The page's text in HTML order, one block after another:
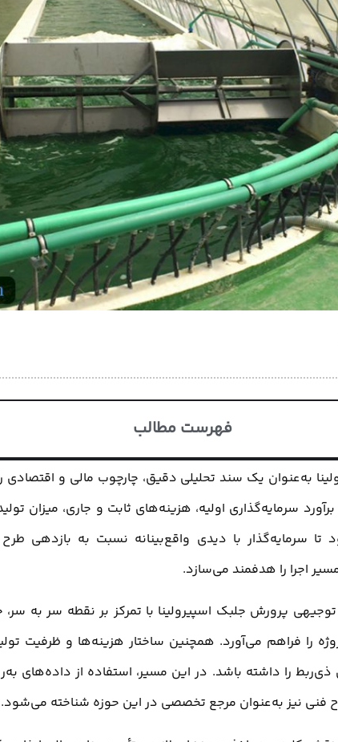
فهرست مطالب
به‌عنوان یک سند تحلیلی دقیق، چارچوب مالی و اقتصادی
سرمایه‌گذاری اولیه، هزینه‌های ثابت و جاری، میزان
سرمایه‌گذار با دیدی واقع‌بینانه نسبت به بازدهی
اجرا را هدفمند می‌سازد.
پرورش جلبک اسپیرولینا با تمرکز بر نقطه سر به سر،
را فراهم می‌آورد. همچنین ساختار هزینه‌ها و ظرفیت
ذی‌ربط را داشته باشد. در این مسیر، استفاده از داده‌های
فنی نیز به‌عنوان مرجع تخصصی در این حوزه شناخته می‌شود.